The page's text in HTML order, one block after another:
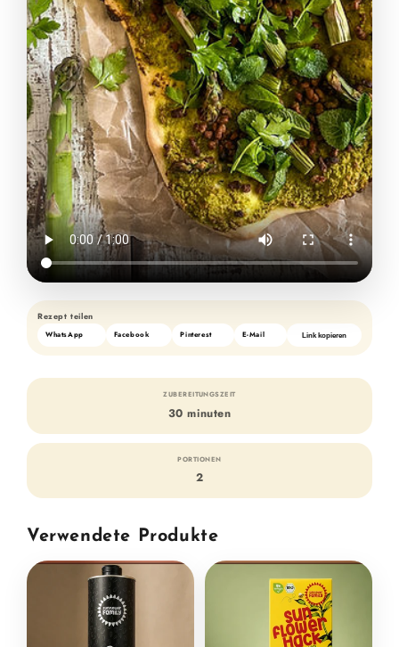
Rezept teilen
WhatsApp Facebook Pinterest E-Mail Link kopieren
ZUBEREITUNGSZEIT
30 minuten
PORTIONEN
2
Verwendete Produkte